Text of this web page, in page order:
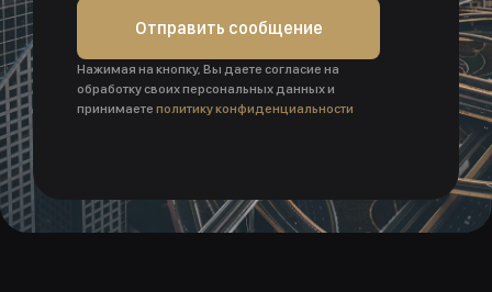
Отправить сообщение
Нажимая на кнопку, Вы даете согласие на
обработку своих персональных данных и
принимаете политику конфиденциальности